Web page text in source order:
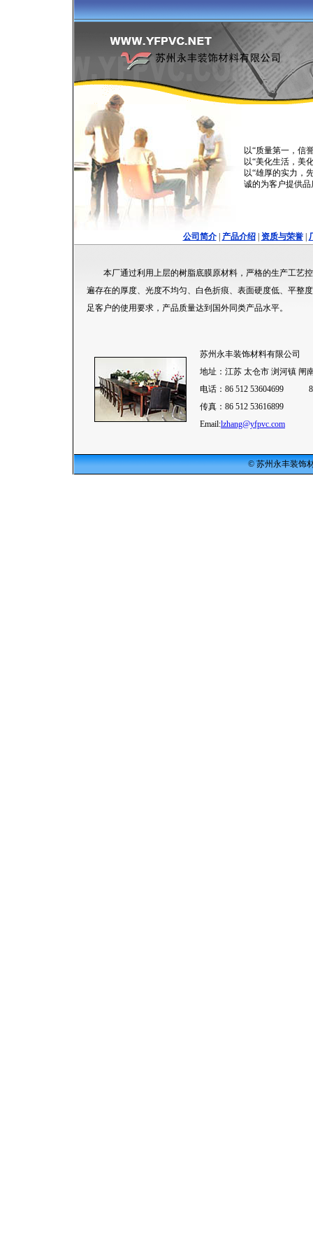
以“质量第一，信
以“美化生活，美
以“雄厚的实力，
诚的为客户提供
公司简介| 产品介绍| 资质与荣誉|
本厂通过利用上层的树脂底膜原材料，严格的生产工艺
遍存在的厚度、光度不均匀、白色折痕、表面硬度低、平整
足客户的使用要求，产品质量达到国外同类产品水平。
苏州永丰装饰材料有限公司
地址：江苏 太仓市 浏河镇 闸
电话：86 512 53604699 86
传真：86 512 53616899
Email:lzhang@yfpvc.com
© 苏州永丰装饰